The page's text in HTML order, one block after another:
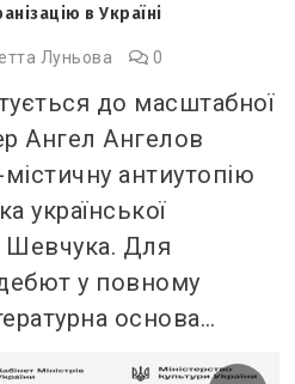
в Україні
Луньова 0
до масштабної
Ангел Ангелов
антиутопію
української
Шевчука. Для
у повному
основа…